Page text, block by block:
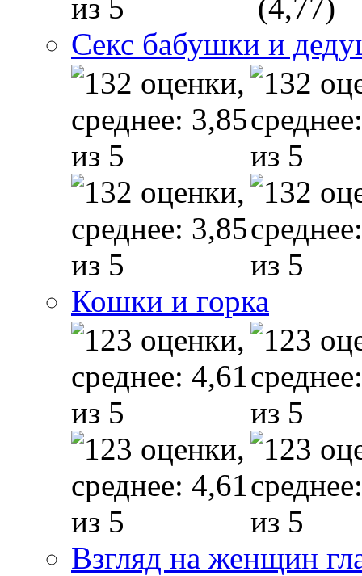
(4,77)
Секс бабушки и
Кошки и горка
Взгляд на женщин